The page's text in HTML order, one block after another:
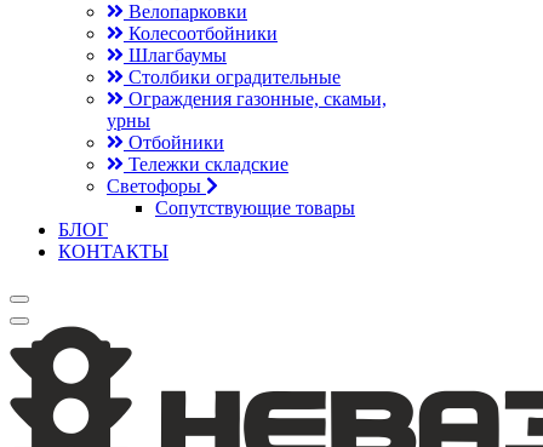
Велопарковки
Колесоотбойники
Шлагбаумы
Столбики оградительные
Ограждения газонные, скамьи,
урны
Отбойники
Тележки складские
Светофоры
Сопутствующие товары
БЛОГ
КОНТАКТЫ